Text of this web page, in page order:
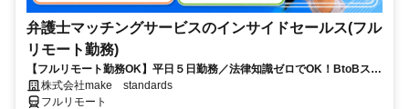
弁護士マッチングサービスのインサイドセールス(フル
リモート勤務)
【フルリモート勤務OK】平日５日勤務／法律知識ゼロでOK！BtoBスキ
ルが身につく営業職
株式会社make standards
フルリモート